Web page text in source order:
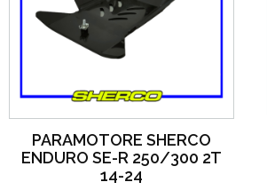
PARAMOTORE SHERCO
ENDURO SE-R 250/300 2T
14-24